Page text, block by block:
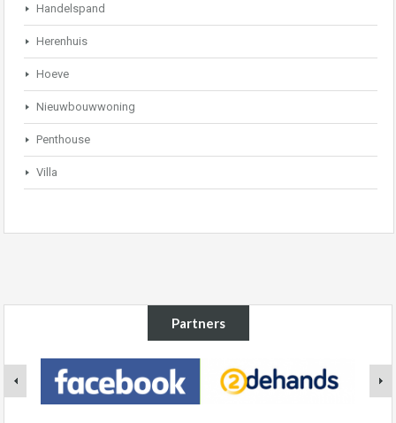
Handelspand
Herenhuis
Hoeve
Nieuwbouwwoning
Penthouse
Villa
Partners